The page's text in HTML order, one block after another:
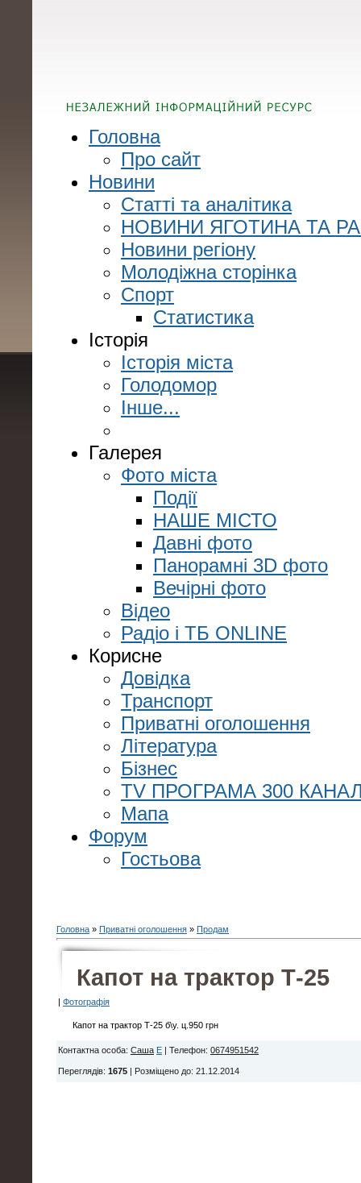
Головна
Про сайт
Новини
Статті та аналітика
НОВИНИ ЯГОТИНА ТА
Новини регіону
Молодіжна сторінка
Спорт
Статистика
Історія
Історія міста
Голодомор
Інше...
Галерея
Фото міста
Події
НАШЕ МІСТО
Давні фото
Панорамні 3D фото
Вечірні фото
Відео
Радіо і ТБ ONLINE
Корисне
Довідка
Транспорт
Приватні оголошення
Література
Бізнес
TV ПРОГРАМА 300
Мапа
Форум
Гостьова
Головна » Приватні оголошення » Продам
Капот на трактор Т-25
Фотографія
Капот на трактор Т-25 б\у. ц.950 грн
Контактна особа: Саша E Телефон: 0674951542
Переглядів: 1675 Розміщено до: 21.12.2014